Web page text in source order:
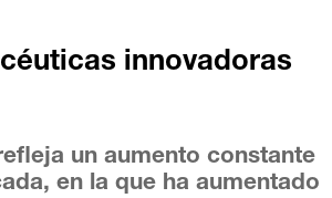
innovadoras
un aumento constante
en la que ha aumentado